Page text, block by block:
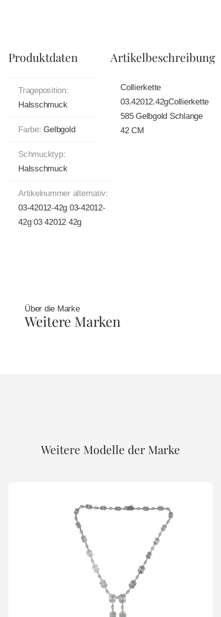
Produktdaten
Trageposition:
Halsschmuck
Farbe: Gelbgold
Schmucktyp:
Halsschmuck
Artikelnummer alternativ:
03-42012-42g 03-42012-
42g 03 42012 42g
Artikelbeschreibung
Collierkette
03.42012.42gCollierkette
585 Gelbgold Schlange
42 CM
Über die Marke
Weitere Marken
Weitere Modelle der Marke